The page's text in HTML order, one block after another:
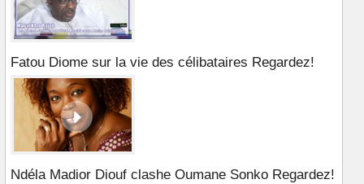
Fatou Diome sur la vie des célibataires Regardez!
Ndéla Madior Diouf clashe Oumane Sonko Regardez!